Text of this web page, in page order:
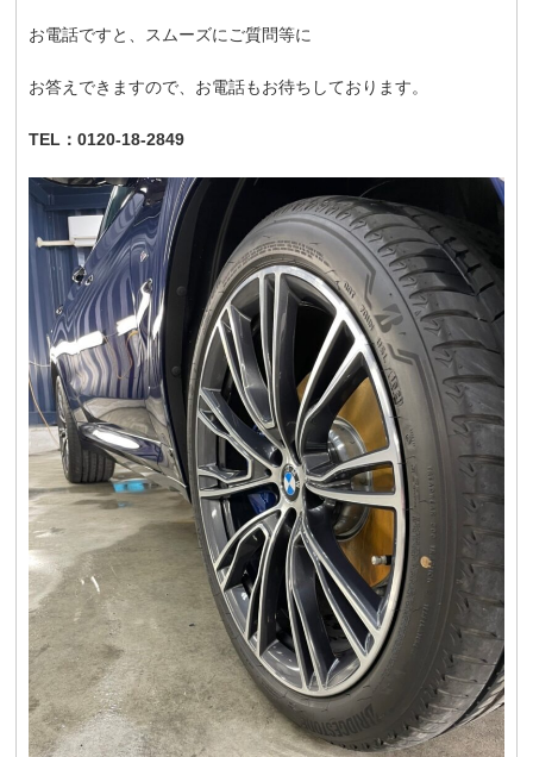
お電話ですと、スムーズにご質問等に
お答えできますので、お電話もお待ちしております。
TEL：0120-18-2849